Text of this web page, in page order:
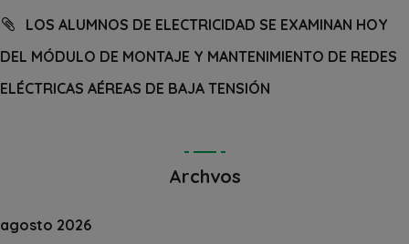
LOS ALUMNOS DE ELECTRICIDAD SE EXAMINAN HOY
DEL MÓDULO DE MONTAJE Y MANTENIMIENTO DE REDES
ELÉCTRICAS AÉREAS DE BAJA TENSIÓN
Archvos
agosto 2026